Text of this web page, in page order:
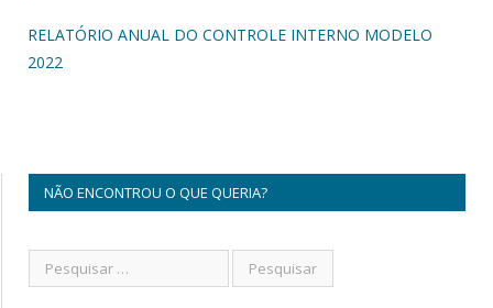
RELATÓRIO ANUAL DO CONTROLE INTERNO MODELO
2022
NÃO ENCONTROU O QUE QUERIA?